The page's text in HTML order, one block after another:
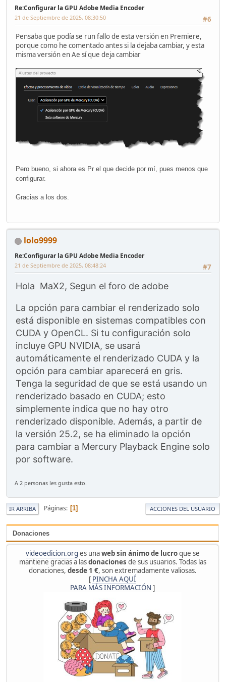
Donaciones
videoedicion.org es unaweb sin ánimo de lucroque se
mantiene gracias a lasdonaciones de sus usuarios. Todas las
donaciones, desde 1 €, son extremadamente valiosas.
[ PINCHA AQUÍ
PARA MÁS INFORMACIÓN ]
Re:Configurar la GPU Adobe Media Encoder
#6
21 de Septiembre de 2025, 08:30:50
Pensaba que podía se run fallo de esta versión en Premiere,
porque como he comentado antes si la dejaba cambiar, y esta
misma versión en Ae sí que deja cambiar
Pero bueno, si ahora es Pr el que decide por mí, pues menos que
configurar.
Gracias a los dos.
lolo9999
Re:Configurar la GPU Adobe Media Encoder
#7
21 de Septiembre de 2025, 08:48:24
Hola MaX2, Segun el foro de adobe
La opción para cambiar el renderizado solo
está disponible en sistemas compatibles con
CUDA y OpenCL. Si tu configuración solo
incluye GPU NVIDIA, se usará
automáticamente el renderizado CUDA y la
opción para cambiar aparecerá en gris.
Tenga la seguridad de que se está usando un
renderizado basado en CUDA; esto
simplemente indica que no hay otro
renderizado disponible. Además, a partir de
la versión 25.2, se ha eliminado la opción
para cambiar a Mercury Playback Engine solo
por software.
A 2 personas les gusta esto.
IR ARRIBA Páginas 1 ACCIONES DEL USUARIO